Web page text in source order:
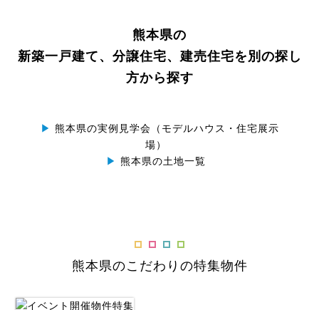
熊本県の
新築一戸建て、分譲住宅、建売住宅を別の探し
方から探す
▶ 熊本県の実例見学会（モデルハウス・住宅展示
場）
▶ 熊本県の土地一覧
熊本県のこだわりの特集物件